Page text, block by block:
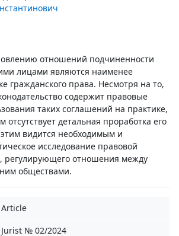
отношений подчиненности
лицами являются наименее
гражданского права. Несмотря на то,
содержит правовые
таких соглашений на практике,
отсутствует детальная проработка его
видится необходимым и
исследование правовой
регулирующего отношения между
обществами.
Article
Jurist № 02/2024